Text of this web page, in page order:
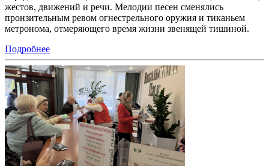
жестов, движений и речи. Мелодии песен сменялись
пронзительным ревом огнестрельного оружия и тиканьем
метронома, отмеряющего время жизни звенящей тишиной.
Подробнее